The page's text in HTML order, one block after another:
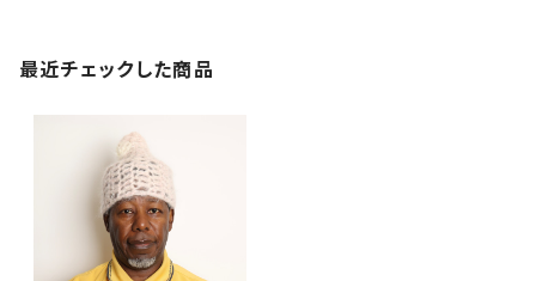
最近チェックした商品